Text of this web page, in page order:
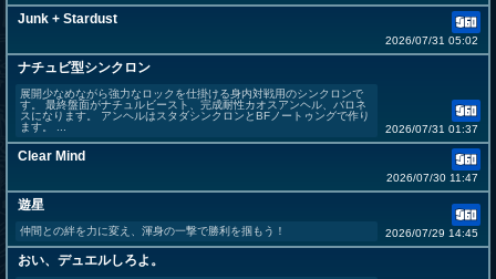
Junk + Stardust
2026/07/31 05:02
ナチュビ型シンクロン
展開少なめながら強力なロックを仕掛ける身内対戦用のシンクロンで
す。 最終盤面がナチュルビースト、完成耐性カオスアンヘル、バロネ
スになります。 アンヘルはスタダシンクロンとBFノートゥングで作り
ます。 ...
2026/07/31 01:37
Clear Mind
2026/07/30 11:47
遊星
仲間との絆を力に変え、渾身の一撃で勝利を掴もう！ 2026/07/29 14:45
おい、デュエルしろよ。